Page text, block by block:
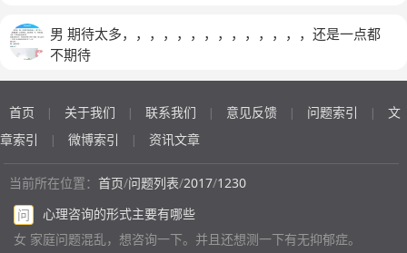
当竟然都过了。实在是想不通。是我还不够努力吗
男 期待太多，，，，，，，，，，，，，，还是一点都
不期待
首页 | 关于我们 | 联系我们 | 意见反馈 | 问题索引 |
文
章索引
| 微博索引 | 资讯文章
当前所在位置： 首页/问题列表/2017/1230
问
心理咨询的形式主要有哪些
女 家庭问题混乱，想咨询一下。并且还想测一下有无抑郁症。